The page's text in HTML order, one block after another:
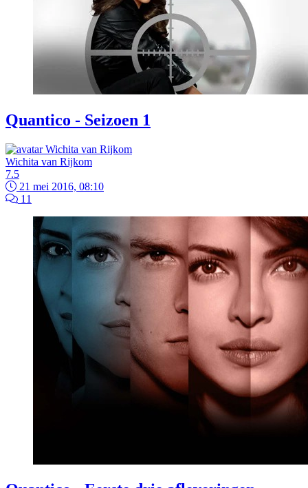
Quantico - Seizoen 1
Wichita van Rijkom
7.5
21 mei 2016, 08:10
11